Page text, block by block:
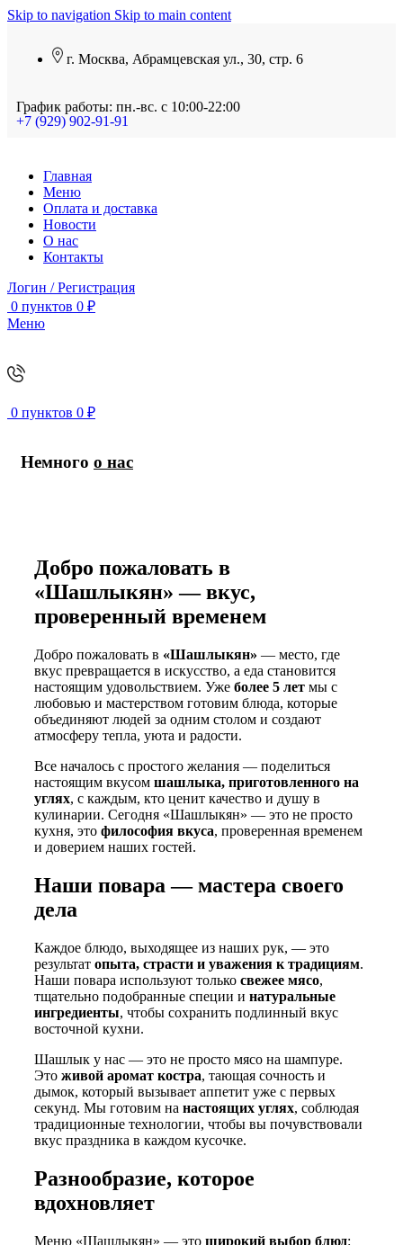
Skip to navigation Skip to main content
г. Москва, Абрамцевская ул., 30, стр. 6
График работы: пн.-вс. с 10:00-22:00
+7 (929) 902-91-91
Главная
Меню
Оплата и доставка
Новости
О нас
Контакты
Логин / Регистрация
0 пунктов 0 ₽
Меню
0 пунктов 0 ₽
Немного о нас
Добро пожаловать в
«Шашлыкян» — вкус,
проверенный временем
Добро пожаловать в «Шашлыкян» — место, где
вкус превращается в искусство, а еда становится
настоящим удовольствием. Уже более 5 лет мы с
любовью и мастерством готовим блюда, которые
объединяют людей за одним столом и создают
атмосферу тепла, уюта и радости.
Все началось с простого желания — поделиться
настоящим вкусом шашлыка, приготовленного на
углях, с каждым, кто ценит качество и душу в
кулинарии. Сегодня «Шашлыкян» — это не просто
кухня, это философия вкуса, проверенная временем
и доверием наших гостей.
Наши повара — мастера своего
дела
Каждое блюдо, выходящее из наших рук, — это
результат опыта, страсти и уважения к традициям.
Наши повара используют только свежее мясо,
тщательно подобранные специи и натуральные
ингредиенты, чтобы сохранить подлинный вкус
восточной кухни.
Шашлык у нас — это не просто мясо на шампуре.
Это живой аромат костра, тающая сочность и
дымок, который вызывает аппетит уже с первых
секунд. Мы готовим на настоящих углях, соблюдая
традиционные технологии, чтобы вы почувствовали
вкус праздника в каждом кусочке.
Разнообразие, которое
вдохновляет
Меню «Шашлыкян» — это широкий выбор блюд: